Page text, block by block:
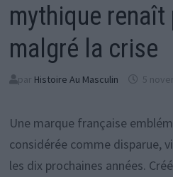
mythique renaît
malgré la crise
par Histoire Au Masculin 5
Une marque française
considérée comme disparue,
les dix prochaines années.